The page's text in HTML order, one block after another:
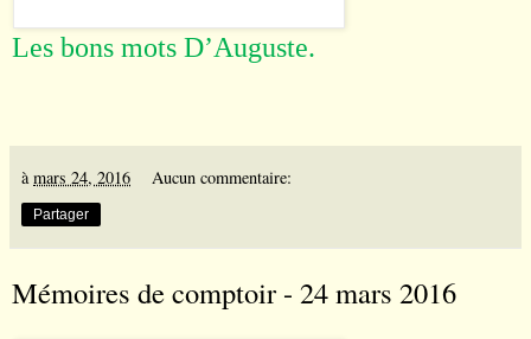
Les bons mots D’Auguste.
à mars 24, 2016 Aucun commentaire:
Partager
Mémoires de comptoir - 24 mars 2016